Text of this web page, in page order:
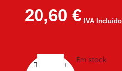
20,60 € IVA Incluído
Em stock